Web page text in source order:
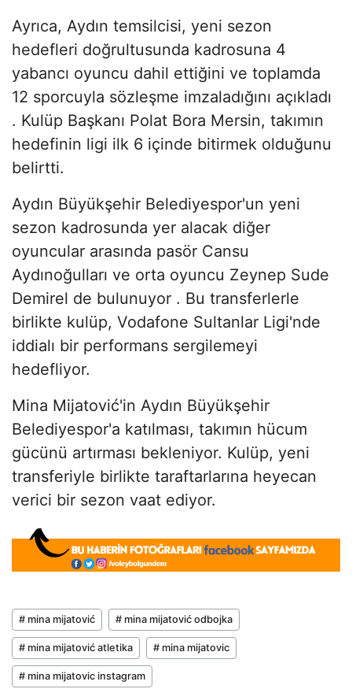
Ayrıca, Aydın temsilcisi, yeni sezon
hedefleri doğrultusunda kadrosuna 4
yabancı oyuncu dahil ettiğini ve toplamda
12 sporcuyla sözleşme imzaladığını açıkladı
. Kulüp Başkanı Polat Bora Mersin, takımın
hedefinin ligi ilk 6 içinde bitirmek olduğunu
belirtti.
Aydın Büyükşehir Belediyespor'un yeni
sezon kadrosunda yer alacak diğer
oyuncular arasında pasör Cansu
Aydınoğulları ve orta oyuncu Zeynep Sude
Demirel de bulunuyor . Bu transferlerle
birlikte kulüp, Vodafone Sultanlar Ligi'nde
iddialı bir performans sergilemeyi
hedefliyor.
Mina Mijatović'in Aydın Büyükşehir
Belediyespor'a katılması, takımın hücum
gücünü artırması bekleniyor. Kulüp, yeni
transferiyle birlikte taraftarlarına heyecan
verici bir sezon vaat ediyor.
# mina mijatović # mina mijatović odbojka
# mina mijatović atletika # mina mijatovic
# mina mijatovic instagram